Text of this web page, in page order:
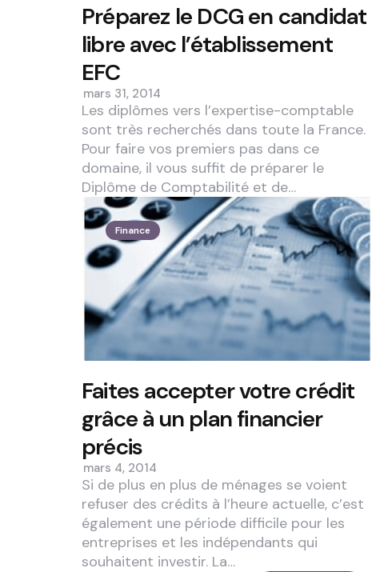
Préparez le DCG en candidat
libre avec l’établissement
EFC
mars 31, 2014
Les diplômes vers l’expertise-comptable
sont très recherchés dans toute la France.
Pour faire vos premiers pas dans ce
domaine, il vous suffit de préparer le
Diplôme de Comptabilité et de…
Finance
Faites accepter votre crédit
grâce à un plan financier
précis
mars 4, 2014
Si de plus en plus de ménages se voient
refuser des crédits à l’heure actuelle, c’est
également une période difficile pour les
entreprises et les indépendants qui
souhaitent investir. La…